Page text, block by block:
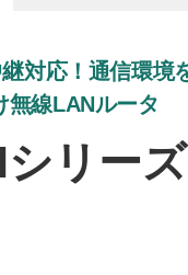
対応！通信環境
無線LANルータ
リーズ